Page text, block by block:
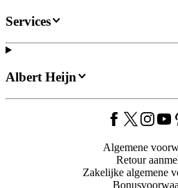
Services
Albert Heijn
Algemene
Retour
Zakelijke algemene